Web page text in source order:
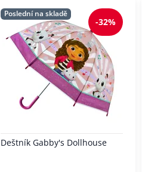
Poslední na skladě
-32%
Deštník Gabby's Dollhouse